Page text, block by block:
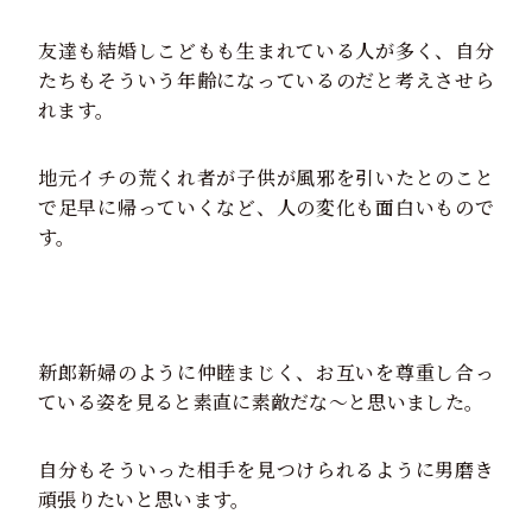
友達も結婚しこどもも生まれている人が多く、自分
たちもそういう年齢になっているのだと考えさせら
れます。
地元イチの荒くれ者が子供が風邪を引いたとのこと
で足早に帰っていくなど、人の変化も面白いもので
す。
新郎新婦のように仲睦まじく、お互いを尊重し合っ
ている姿を見ると素直に素敵だな～と思いました。
自分もそういった相手を見つけられるように男磨き
頑張りたいと思います。